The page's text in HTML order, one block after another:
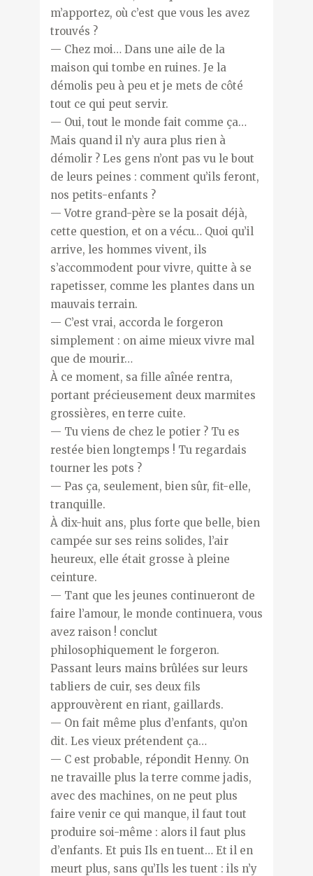
m’apportez, où c’est que vous les avez
trouvés ?
— Chez moi… Dans une aile de la
maison qui tombe en ruines. Je la
démolis peu à peu et je mets de côté
tout ce qui peut servir.
— Oui, tout le monde fait comme ça…
Mais quand il n’y aura plus rien à
démolir ? Les gens n’ont pas vu le bout
de leurs peines : comment qu’ils feront,
nos petits-enfants ?
— Votre grand-père se la posait déjà,
cette question, et on a vécu… Quoi qu’il
arrive, les hommes vivent, ils
s’accommodent pour vivre, quitte à se
rapetisser, comme les plantes dans un
mauvais terrain.
— C’est vrai, accorda le forgeron
simplement : on aime mieux vivre mal
que de mourir…
À ce moment, sa fille aînée rentra,
portant précieusement deux marmites
grossières, en terre cuite.
— Tu viens de chez le potier ? Tu es
restée bien longtemps ! Tu regardais
tourner les pots ?
— Pas ça, seulement, bien sûr, fit-elle,
tranquille.
À dix-huit ans, plus forte que belle, bien
campée sur ses reins solides, l’air
heureux, elle était grosse à pleine
ceinture.
— Tant que les jeunes continueront de
faire l’amour, le monde continuera, vous
avez raison ! conclut
philosophiquement le forgeron.
Passant leurs mains brûlées sur leurs
tabliers de cuir, ses deux fils
approuvèrent en riant, gaillards.
— On fait même plus d’enfants, qu’on
dit. Les vieux prétendent ça…
— C est probable, répondit Henny. On
ne travaille plus la terre comme jadis,
avec des machines, on ne peut plus
faire venir ce qui manque, il faut tout
produire soi-même : alors il faut plus
d’enfants. Et puis Ils en tuent… Et il en
meurt plus, sans qu’Ils les tuent : ils n’y